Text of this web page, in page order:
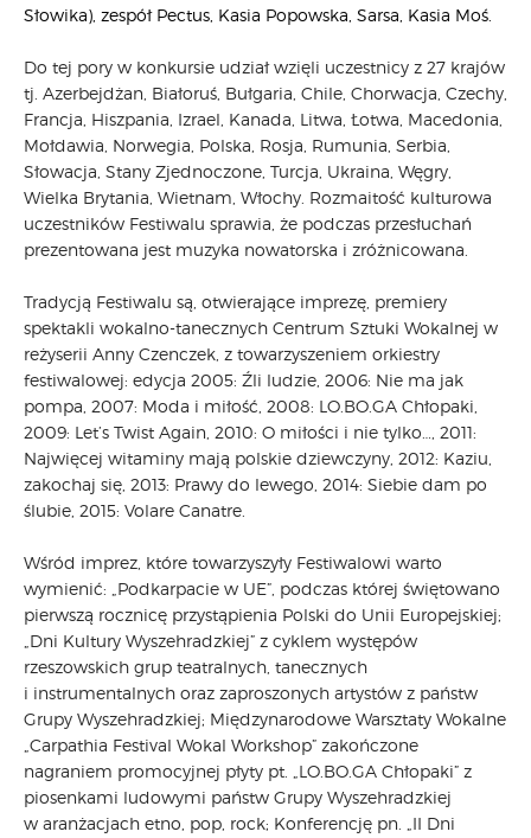
Słowika), zespół Pectus, Kasia Popowska, Sarsa, Kasia Moś.
Do tej pory w konkursie udział wzięli uczestnicy z 27 krajów
tj. Azerbejdżan, Białoruś, Bułgaria, Chile, Chorwacja, Czechy,
Francja, Hiszpania, Izrael, Kanada, Litwa, Łotwa, Macedonia,
Mołdawia, Norwegia, Polska, Rosja, Rumunia, Serbia,
Słowacja, Stany Zjednoczone, Turcja, Ukraina, Węgry,
Wielka Brytania, Wietnam, Włochy. Rozmaitość kulturowa
uczestników Festiwalu sprawia, że podczas przesłuchań
prezentowana jest muzyka nowatorska i zróżnicowana.
Tradycją Festiwalu są, otwierające imprezę, premiery
spektakli wokalno-tanecznych Centrum Sztuki Wokalnej w
reżyserii Anny Czenczek, z towarzyszeniem orkiestry
festiwalowej: edycja 2005: Źli ludzie, 2006: Nie ma jak
pompa, 2007: Moda i miłość, 2008: LO.BO.GA Chłopaki,
2009: Let’s Twist Again, 2010: O miłości i nie tylko…, 2011:
Najwięcej witaminy mają polskie dziewczyny, 2012: Kaziu,
zakochaj się, 2013: Prawy do lewego, 2014: Siebie dam po
ślubie, 2015: Volare Canatre.
Wśród imprez, które towarzyszyły Festiwalowi warto
wymienić: „Podkarpacie w UE”, podczas której świętowano
pierwszą rocznicę przystąpienia Polski do Unii Europejskiej;
„Dni Kultury Wyszehradzkiej” z cyklem występów
rzeszowskich grup teatralnych, tanecznych
i instrumentalnych oraz zaproszonych artystów z państw
Grupy Wyszehradzkiej; Międzynarodowe Warsztaty Wokalne
„Carpathia Festival Wokal Workshop” zakończone
nagraniem promocyjnej płyty pt. „LO.BO.GA Chłopaki” z
piosenkami ludowymi państw Grupy Wyszehradzkiej
w aranżacjach etno, pop, rock; Konferencję pn. „II Dni